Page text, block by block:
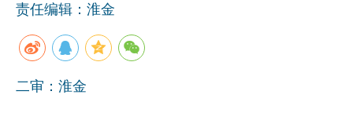
责任编辑：淮金
二审：淮金